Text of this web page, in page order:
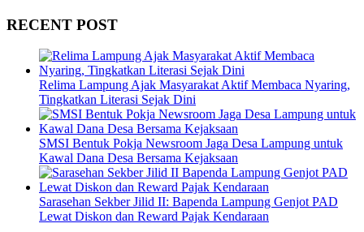
RECENT POST
Relima Lampung Ajak Masyarakat Aktif Membaca Nyaring,
Tingkatkan Literasi Sejak Dini
SMSI Bentuk Pokja Newsroom Jaga Desa Lampung untuk
Kawal Dana Desa Bersama Kejaksaan
Sarasehan Sekber Jilid II: Bapenda Lampung Genjot PAD
Lewat Diskon dan Reward Pajak Kendaraan